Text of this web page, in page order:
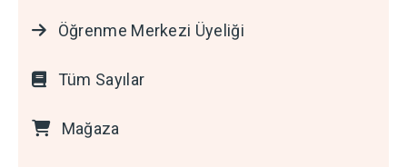
Öğrenme Merkezi Üyeliği
Tüm Sayılar
Mağaza